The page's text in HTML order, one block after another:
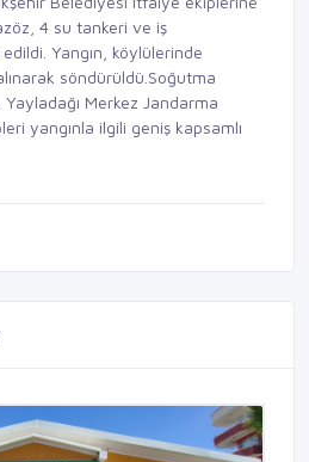
4 su tankeri ve iş
Yangın, köylülerinde
söndürüldü.Soğutma
Yayladağı Merkez Jandarma
yangınla ilgili geniş kapsamlı